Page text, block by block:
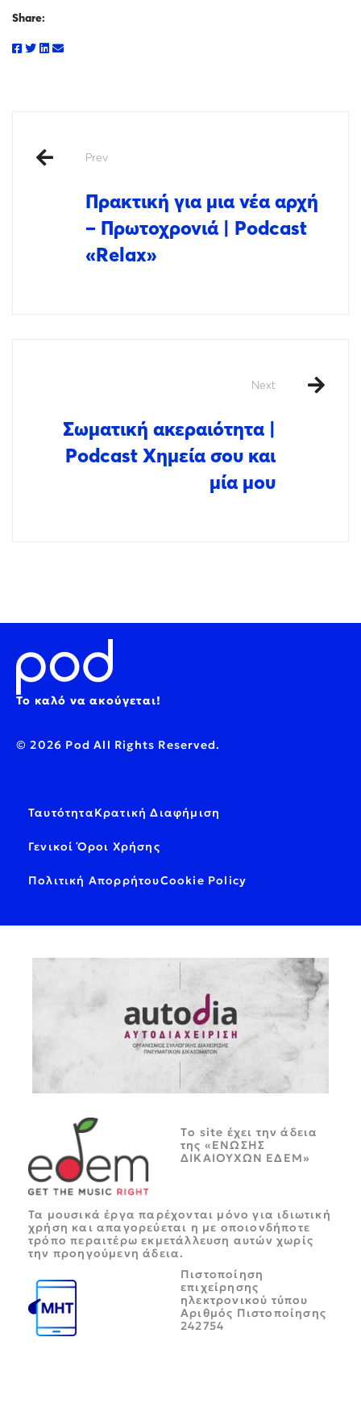
Share:
Prev
Πρακτική για μια νέα αρχή
– Πρωτοχρονιά | Podcast
«Relax»
Next
Σωματική ακεραιότητα |
Podcast Χημεία σου και
μία μου
Το καλό να ακούγεται!
© 2026 Pod All Rights Reserved.
ΤαυτότηταΚρατική Διαφήμιση
Γενικοί Όροι Χρήσης
Πολιτική ΑπορρήτουCookie Policy
Tο site έχει την άδεια
της «ΕΝΩΣΗΣ
ΔΙΚΑΙΟΥΧΩΝ ΕΔΕΜ»
Τα μουσικά έργα παρέχονται μόνο για ιδιωτική
χρήση και απαγορεύεται η με οποιονδήποτε
τρόπο περαιτέρω εκμετάλλευση αυτών χωρίς
την προηγούμενη άδεια.
Πιστοποίηση
επιχείρησης
ηλεκτρονικού τύπου
Αριθμός Πιστοποίησης
242754